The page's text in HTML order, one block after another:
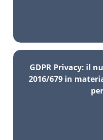
GDPR Privacy: il
2016/679 in